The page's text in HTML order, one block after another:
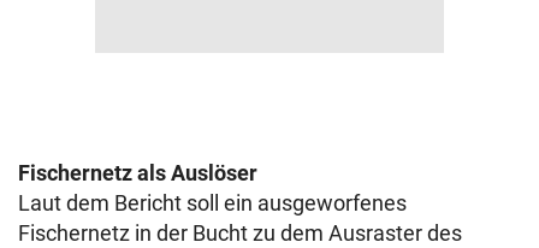
Fischernetz als Auslöser
Laut dem Bericht soll ein ausgeworfenes
Fischernetz in der Bucht zu dem Ausraster des